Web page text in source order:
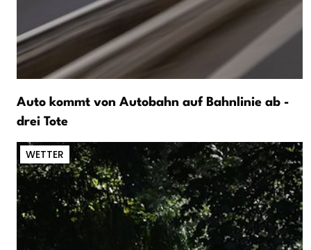
Auto kommt von Autobahn auf Bahnlinie ab -
drei Tote
WETTER